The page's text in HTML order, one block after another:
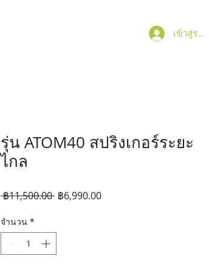
เข้าสู่ระบบ
รุ่น ATOM40 สปริงเกอร์ระยะ
ไกล
฿11,500.00 ราคา
฿6,990.00ราคา
จำนวน *